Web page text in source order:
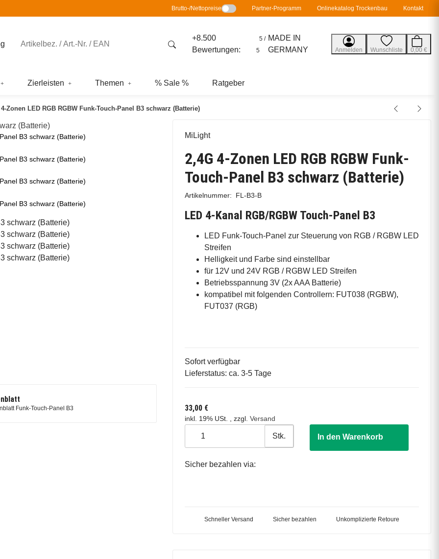
Brutto-/Nettopreise Partner-Programm Onlinekatalog Trockenbau Kontakt
+8.500
Bewertungen:
5 /
5
MADE IN
GERMANY
Anmelden Wunschliste 0,00 €
Zierleisten Themen % Sale % Ratgeber
4-Zonen LED RGB RGBW Funk-Touch-Panel B3 schwarz (Batterie)
MiLight
2,4G 4-Zonen LED RGB RGBW Funk-
Touch-Panel B3 schwarz (Batterie)
Artikelnummer: FL-B3-B
LED 4-Kanal RGB/RGBW Touch-Panel B3
LED Funk-Touch-Panel zur Steuerung von RGB / RGBW LED
Streifen
Helligkeit und Farbe sind einstellbar
für 12V und 24V RGB / RGBW LED Streifen
Betriebsspannung 3V (2x AAA Batterie)
kompatibel mit folgenden Controllern: FUT038 (RGBW),
FUT037 (RGB)
Sofort verfügbar
Lieferstatus: ca. 3-5 Tage
33,00 €
inkl. 19% USt. , zzgl. Versand
Stk. In den Warenkorb
Sicher bezahlen via:
Schneller Versand Sicher bezahlen Unkomplizierte Retoure
B3 schwarz (Batterie)
B3 schwarz (Batterie)
B3 schwarz (Batterie)
B3 schwarz (Batterie)
Funk-Touch-Panel B3